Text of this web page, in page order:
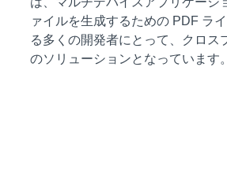
ァイルを生成するための PDF ラ
る多くの開発者にとって、クロス
のソリューションとなっています。